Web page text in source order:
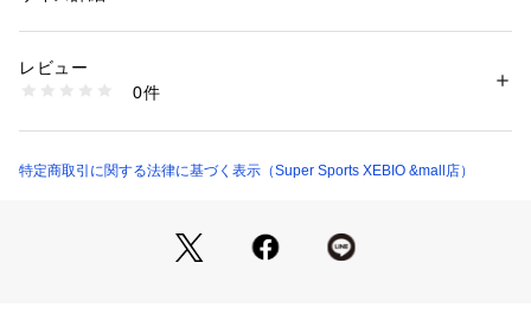
※ブラウザやお使いのモニター環境により、掲載画像と実際の
商品の色味が若干異なる場合があります。
い。トミカ Tomica スーパースポーツゼビオ ゼビオ Super Sp
貨
1540000450066
レビュー
0件
特定商取引に関する法律に基づく表示（Super Sports XEBIO &mall店）